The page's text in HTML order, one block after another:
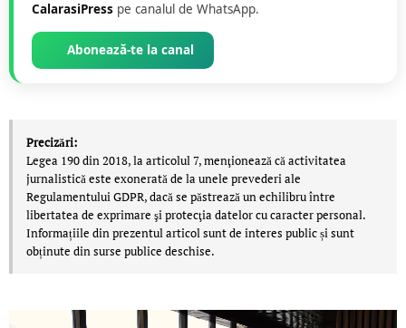
CalarasiPress pe canalul de WhatsApp.
Abonează-te la canal
Precizări:
Legea 190 din 2018, la articolul 7, menţionează că activitatea
jurnalistică este exonerată de la unele prevederi ale
Regulamentului GDPR, dacă se păstrează un echilibru între
libertatea de exprimare şi protecţia datelor cu caracter personal.
Informațiile din prezentul articol sunt de interes public și sunt
obținute din surse publice deschise.